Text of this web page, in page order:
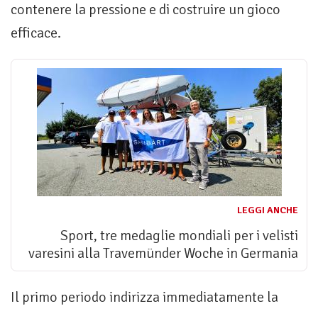
contenere la pressione e di costruire un gioco
efficace.
LEGGI ANCHE
Sport, tre medaglie mondiali per i velisti
varesini alla Travemünder Woche in Germania
Il primo periodo indirizza immediatamente la